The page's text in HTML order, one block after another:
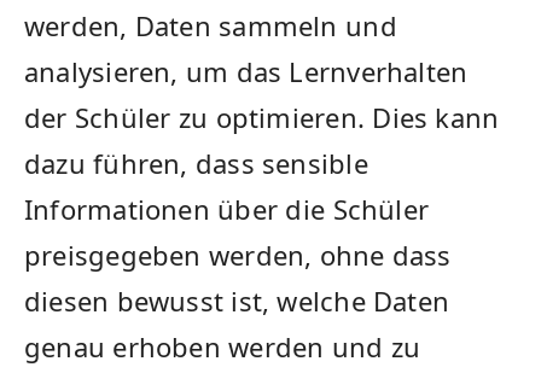
werden, Daten sammeln ⁣und
analysieren,‌ um das Lernverhalten
der Schüler⁢ zu optimieren.⁢ Dies kann
dazu führen, dass sensible
Informationen über⁣ die⁢ Schüler
preisgegeben werden, ​ohne dass
diesen bewusst ist, welche Daten
genau erhoben werden und zu